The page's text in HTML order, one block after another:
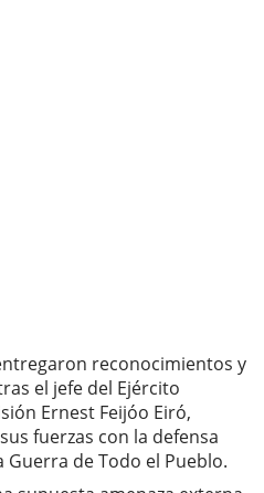
reconocimientos y
el jefe del Ejército
Ernest Feijóo Eiró,
fuerzas con la defensa
de Todo el Pueblo.